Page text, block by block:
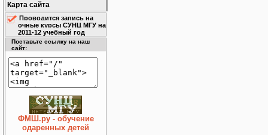
Карта сайта
Проводится запись на
очные курсы СУНЦ МГУ на
2011-12 учебный год
Поставьте ссылку на наш
сайт:
ФМШ.ру - обучение
одаренных детей